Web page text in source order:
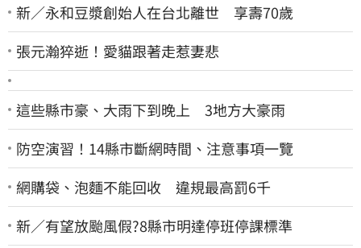
新／永和豆漿創始人在台北離世 享壽70歲
張元瀚猝逝！愛貓跟著走惹妻悲
這些縣市豪、大雨下到晚上 3地方大豪雨
防空演習！14縣市斷網時間、注意事項一覽
網購袋、泡麵不能回收 違規最高罰6千
新／有望放颱風假?8縣市明達停班停課標準